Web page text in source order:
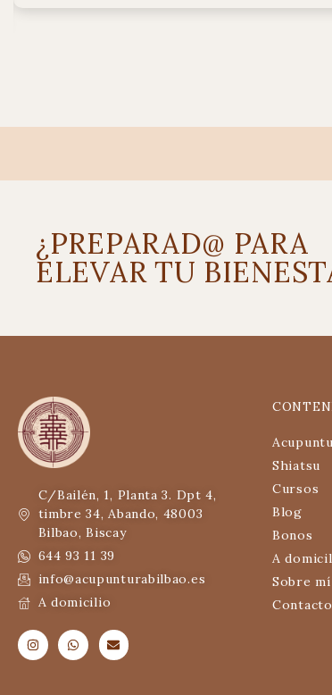
¿PREPARAD@ PARA
ELEVAR TU
C/Bailén, 1, Planta 3. Dpt 4,
timbre 34, Abando, 48003
Bilbao, Biscay
644 93 11 39
info@acupunturabilbao.es
A domicilio
Shiatsu
Cursos
Blog
Bonos
A
Sobre mí
Contacto